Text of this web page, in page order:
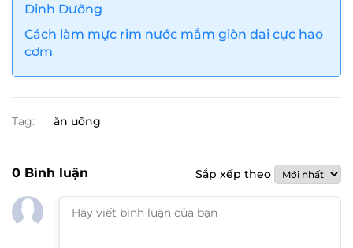
Dinh Dưỡng
Cách làm mực rim nước mắm giòn dai cực hao
cơm
Tag: ăn uống
0 Bình luận Sắp xếp theo